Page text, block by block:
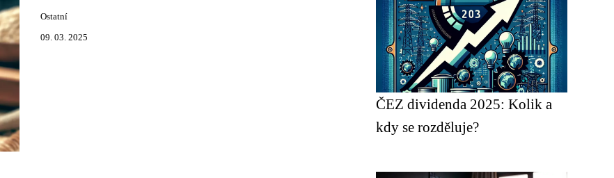
Ostatní
09. 03. 2025
ČEZ dividenda 2025: Kolik a
kdy se rozděluje?